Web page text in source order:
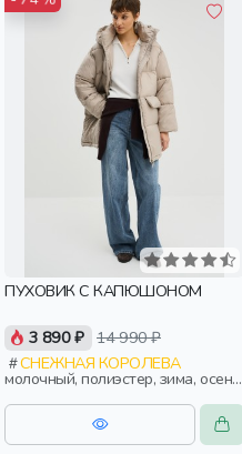
ПУХОВИК С КАПЮШОНОМ
3 890 ₽ 14 990 ₽
СНЕЖНАЯ КОРОЛЕВА
молочный, полиэстер, зима, осень,
россия, прямые, капюшон,
застежка, утепленные, клапан,
прорези, карман, женщины,
взрослые